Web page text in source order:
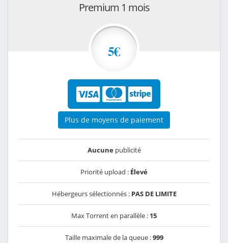
Premium 1 mois
5€
Plus de moyens de paiement
Aucunepublicité
Priorité upload : Élevé
Hébergeurs sélectionnés : PAS DE LIMITE
Max Torrent en parallèle : 15
Taille maximale de la queue :999